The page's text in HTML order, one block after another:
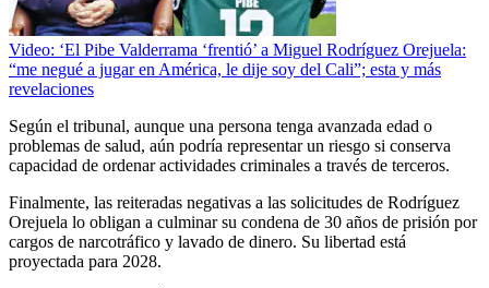
Video: ‘El Pibe Valderrama ‘frentió’ a Miguel Rodríguez Orejuela:
“me negué a jugar en América, le dije soy del Cali”; esta y más
revelaciones
Según el tribunal, aunque una persona tenga avanzada edad o
problemas de salud, aún podría representar un riesgo si conserva
capacidad de ordenar actividades criminales a través de terceros.
Finalmente, las reiteradas negativas a las solicitudes de Rodríguez
Orejuela lo obligan a culminar su condena de 30 años de prisión por
cargos de narcotráfico y lavado de dinero. Su libertad está
proyectada para 2028.